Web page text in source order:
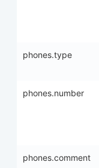
phones.type
phones.number
phones.comment